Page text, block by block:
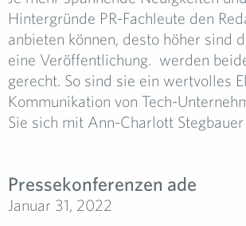
Hintergründe PR-Fachleute den
anbieten können, desto höher sind
eine Veröffentlichung. werden
gerecht. So sind sie ein wertvolles
Kommunikation von Tech-
Sie sich mit Ann-Charlott Stegbauer
Pressekonferenzen ade
Januar 31, 2022